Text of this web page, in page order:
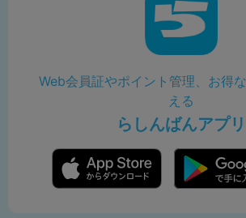
Web会員証やポイント管理、お得
える
らしんばんアプリ